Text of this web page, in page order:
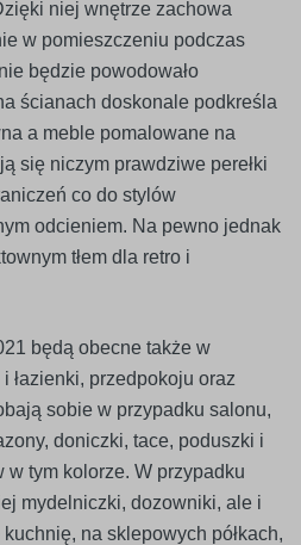
niej wnętrze zachowa
w pomieszczeniu podczas
będzie powodowało
ścianach doskonale podkreśla
a meble pomalowane na
się niczym prawdziwe perełki
co do stylów
odcieniem. Na pewno jednak
tłem dla retro i
będą obecne także w
łazienki, przedpokoju oraz
sobie w przypadku salonu,
doniczki, tace, poduszki i
tym kolorze. W przypadku
mydelniczki, dozowniki, ale i
na sklepowych półkach,